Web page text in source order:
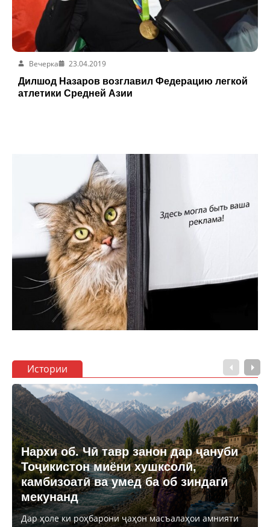
Вечерка
23.04.2019
Дилшод Назаров возглавил Федерацию легкой
атлетики Средней Азии
Истории
Нархи об. Чӣ тавр занон дар ҷануби
Тоҷикистон миёни хушксолӣ,
камбизоатӣ ва умед ба об зиндагӣ
мекунанд
Дар ҳоле ки роҳбарони ҷаҳон масъалаҳои амнияти